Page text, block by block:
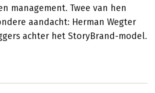
management. Twee van hen
aandacht: Herman Wegter
achter het StoryBrand-model.